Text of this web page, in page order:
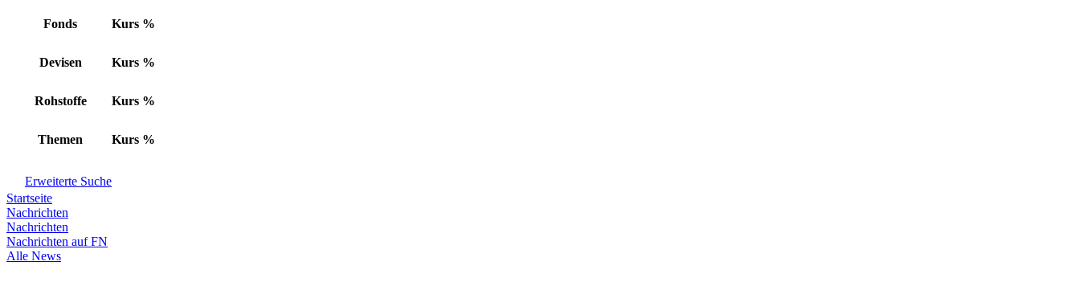
Fonds Kurs %
Devisen Kurs %
Rohstoffe Kurs %
Themen Kurs %
Erweiterte Suche
Startseite
Nachrichten
Nachrichten
Nachrichten auf FN
Alle News